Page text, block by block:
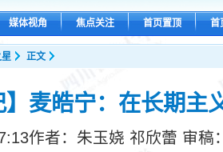
媒体视角 焦点关注 首页置顶 首
正文
】麦皓宁：在长期主
作者：朱玉娆 祁欣蕾 审稿